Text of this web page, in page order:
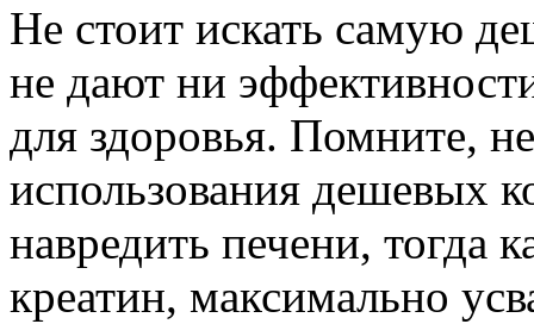
Не стоит искать самую
не дают ни
для здоровья. Помните,
использования дешевых
навредить печени, тогда
креатин, максимально